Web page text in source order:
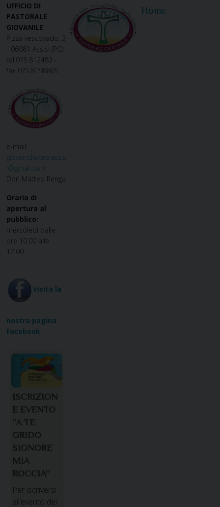
Home
UFFICIO DI
PASTORALE
GIOVANILE
P.zza vescovado, 3
- 06081 Assisi (PG)
tel.075.812483 -
fax 075.8198805
e-mail:
giovanidiocesiassis
i@gmail.com
Don Matteo Renga
Orario di
apertura al
pubblico:
mercoledì dalle
ore 10.00 alle
12.00
Visita la
nostra pagina
Facebook
ISCRIZION
E EVENTO
“A TE
GRIDO
SIGNORE
MIA
ROCCIA”
Per iscriversi
all’evento del